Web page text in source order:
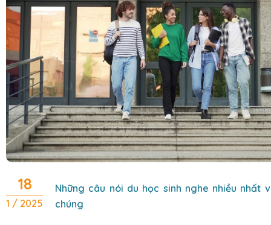
18
1 / 2025
Những câu nói du học sinh nghe nhiều nhất
chúng